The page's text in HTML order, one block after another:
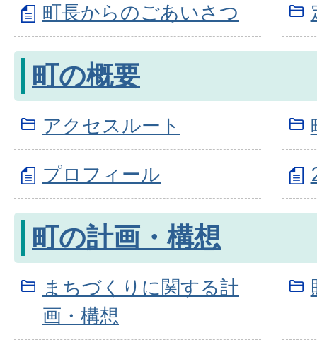
町長からのごあいさつ
町の概要
アクセスルート
プロフィール
町の計画・構想
まちづくりに関する計
画・構想